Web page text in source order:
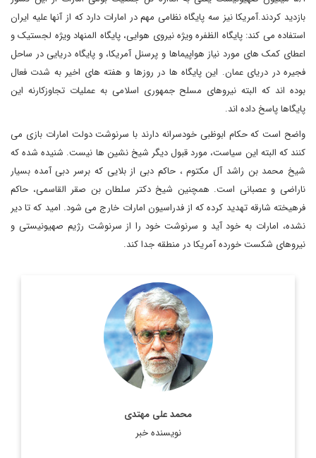
بازدید کردند.آمریکا نیز سه پایگاه نظامی مهم در امارات دارد که از آنها علیه ایران
استفاده می کند: پایگاه الظفره ویژه نیروی هوایی، پایگاه المنهاد ویژه لجستیک و
اعطای کمک های مورد نیاز هواپیماها و پرسنل آمریکا، و پایگاه دریایی در ساحل
فجیره در دریای عمان. این پایگاه ها در روزها و هفته های اخیر به شدت فعال
بوده اند که البته نیروهای مسلح جمهوری اسلامی به عملیات تجاوزکارنه این
پایگاها پاسخ داده اند.
واضح است که حکام ابوظبی خودسرانه دارند با سرنوشت دولت امارات بازی می
کنند که البته این سیاست، مورد قبول دیگر شیخ نشین ها نیست. شنیده شده که
شیخ محمد بن راشد آل مکتوم ، حاکم دبی از بلایی که برسر دبی آمده بسیار
ناراضی و عصبانی است. همچنین شیخ دکتر سلطان بن صقر القاسمی، حاکم
فرهیخته شارقه تهدید کرده که از فدراسیون امارات خارج می شود. امید که تا دیر
نشده، امارات به خود آید و سرنوشت خود را از سرنوشت رژیم صهیونیستی و
نیروهای شکست خورده آمریکا در منطقه جدا کند.
محمد علی مهتدی
نویسنده خبر
کارشناس مسائل خاورمیانه و جهان عرب
اطلاعات بیشتر